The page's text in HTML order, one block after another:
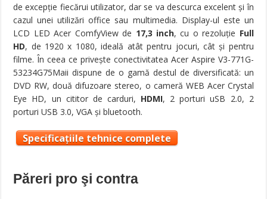
de excepţie fiecărui utilizator, dar se va descurca excelent şi în
cazul unei utilizări office sau multimedia. Display-ul este un
LCD LED Acer ComfyView de 17,3 inch, cu o rezoluţie Full
HD, de 1920 x 1080, ideală atât pentru jocuri, cât şi pentru
filme. În ceea ce priveşte conectivitatea Acer Aspire V3-771G-
53234G75Maii dispune de o gamă destul de diversificată: un
DVD RW, două difuzoare stereo, o cameră WEB Acer Crystal
Eye HD, un cititor de carduri, HDMI, 2 porturi uSB 2.0, 2
porturi USB 3.0, VGA şi bluetooth.
Specificațiile tehnice complete
Păreri pro şi contra